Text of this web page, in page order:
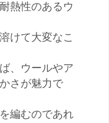
熱性のあるウ
けて大変なこ
、ウールやア
さが魅力で
編むのであれ